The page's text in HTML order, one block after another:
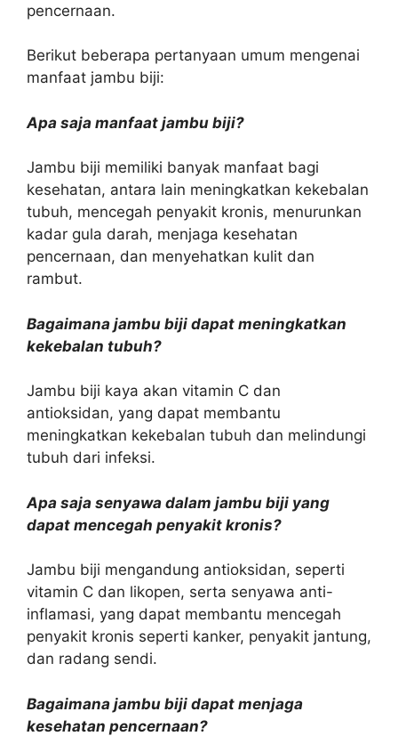
pencernaan.
Berikut beberapa pertanyaan umum mengenai
manfaat jambu biji:
Apa saja manfaat jambu biji?
Jambu biji memiliki banyak manfaat bagi
kesehatan, antara lain meningkatkan kekebalan
tubuh, mencegah penyakit kronis, menurunkan
kadar gula darah, menjaga kesehatan
pencernaan, dan menyehatkan kulit dan
rambut.
Bagaimana jambu biji dapat meningkatkan
kekebalan tubuh?
Jambu biji kaya akan vitamin C dan
antioksidan, yang dapat membantu
meningkatkan kekebalan tubuh dan melindungi
tubuh dari infeksi.
Apa saja senyawa dalam jambu biji yang
dapat mencegah penyakit kronis?
Jambu biji mengandung antioksidan, seperti
vitamin C dan likopen, serta senyawa anti-
inflamasi, yang dapat membantu mencegah
penyakit kronis seperti kanker, penyakit jantung,
dan radang sendi.
Bagaimana jambu biji dapat menjaga
kesehatan pencernaan?